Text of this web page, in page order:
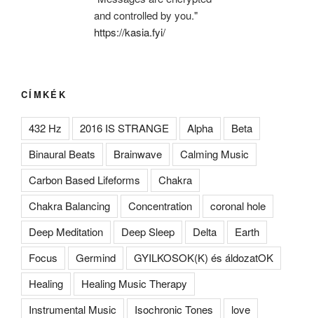
and controlled by you."
https://kasia.fyi/
CÍMKÉK
432 Hz 2016 IS STRANGE Alpha
Beta
Binaural Beats
Brainwave
Calming Music
Carbon Based Lifeforms
Chakra
Chakra Balancing
Concentration
coronal hole
Deep Meditation
Deep Sleep Delta
Earth
Focus
Germind
GYILKOSOK(K) és áldozatOK
Healing
Healing Music Therapy
Instrumental Music
Isochronic Tones
love